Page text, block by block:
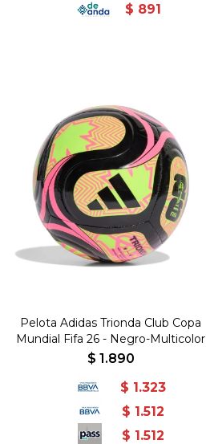
$ 891
Pelota Adidas Trionda Club Copa
Mundial Fifa 26 - Negro-Multicolor
$ 1.890
$ 1.323
$ 1.512
$ 1.512